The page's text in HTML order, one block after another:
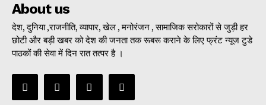
About us
देश, दुनिया ,राजनीति, व्यापार, खेल , मनोरंजन , सामाजिक सरोकारों से जुड़ी हर
छोटी और बड़ी खबर को देश की जनता तक रूबरू कराने के लिए फ्रंट न्यूज टुडे
पाठकों की सेवा में दिन रात तत्पर है ।